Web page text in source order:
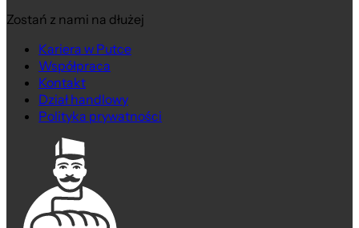
Zostań z nami na dłużej
Kariera w Putce
Współpraca
Kontakt
Dział handlowy
Polityka prywatności